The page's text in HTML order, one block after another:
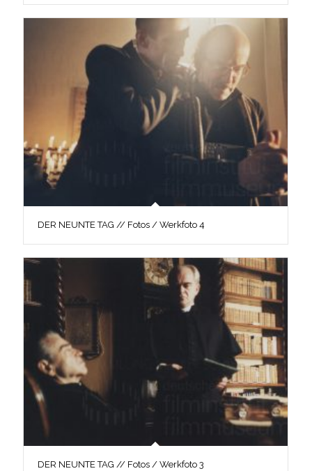
DER NEUNTE TAG // Fotos / Werkfoto 4
DER NEUNTE TAG // Fotos / Werkfoto 3